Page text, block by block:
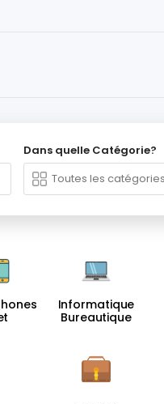
Dans quelle Catégorie?
Informatique
Bureautique